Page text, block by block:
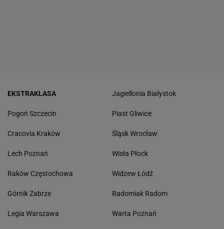
EKSTRAKLASA
Pogoń Szczecin
Cracovia Kraków
Lech Poznań
Raków Częstochowa
Górnik Zabrze
Legia Warszawa
Jagiellonia Białystok
Piast Gliwice
Śląsk Wrocław
Wisła Płock
Widzew Łódź
Radomiak Radom
Warta Poznań